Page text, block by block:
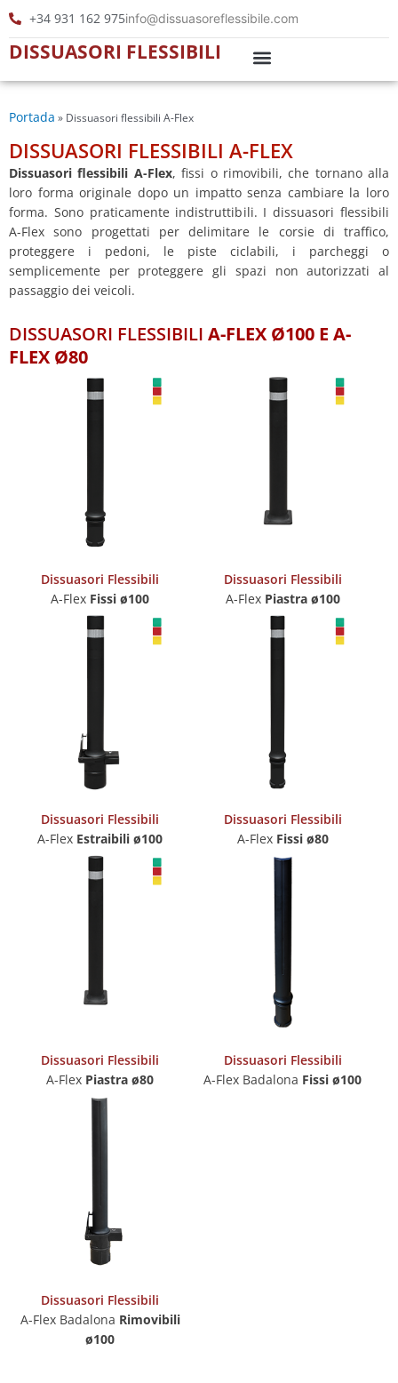
contenuto
+34 931 162 975info@dissuasoreflessibile.com
DISSUASORI FLESSIBILI
Portada » Dissuasori flessibili A-Flex
DISSUASORI FLESSIBILI A-FLEX
Dissuasori flessibili A-Flex, fissi o rimovibili, che tornano alla
loro forma originale dopo un impatto senza cambiare la loro
forma. Sono praticamente indistruttibili. I dissuasori flessibili
A-Flex sono progettati per delimitare le corsie di traffico,
proteggere i pedoni, le piste ciclabili, i parcheggi o
semplicemente per proteggere gli spazi non autorizzati al
passaggio dei veicoli.
DISSUASORI FLESSIBILI A-FLEX Ø100 E A-
FLEX Ø80
Dissuasori Flessibili
A-Flex Fissi ø100
Dissuasori Flessibili
A-Flex Piastra ø100
Dissuasori Flessibili
A-Flex Estraibili ø100
Dissuasori Flessibili
A-Flex Fissi ø80
Dissuasori Flessibili
A-Flex Piastra ø80
Dissuasori Flessibili
A-Flex Badalona Fissi ø100
Dissuasori Flessibili
A-Flex Badalona Rimovibili
ø100